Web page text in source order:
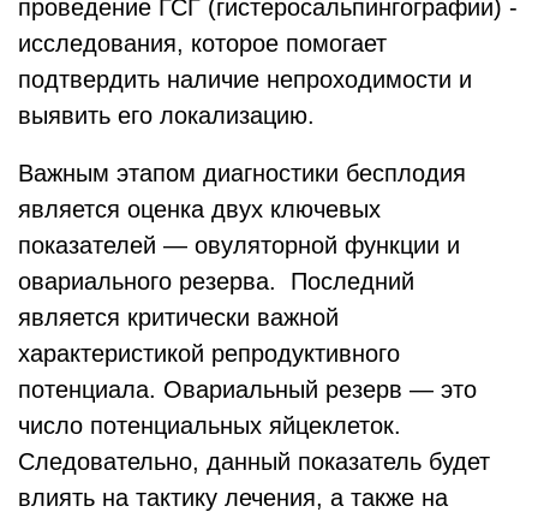
проведение ГСГ (гистеросальпингографии) -
исследования, которое помогает
подтвердить наличие непроходимости и
выявить его локализацию.
Важным этапом диагностики бесплодия
является оценка двух ключевых
показателей — овуляторной функции и
овариального резерва. Последний
является критически важной
характеристикой репродуктивного
потенциала. Овариальный резерв — это
число потенциальных яйцеклеток.
Следовательно, данный показатель будет
влиять на тактику лечения, а также на